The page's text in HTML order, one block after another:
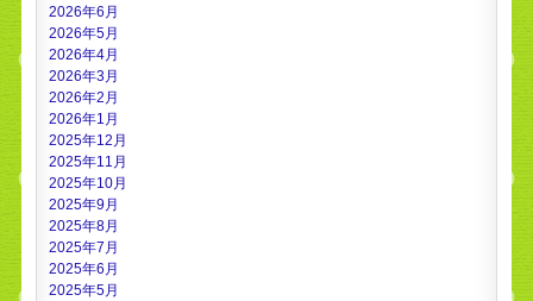
2026年6月
2026年5月
2026年4月
2026年3月
2026年2月
2026年1月
2025年12月
2025年11月
2025年10月
2025年9月
2025年8月
2025年7月
2025年6月
2025年5月